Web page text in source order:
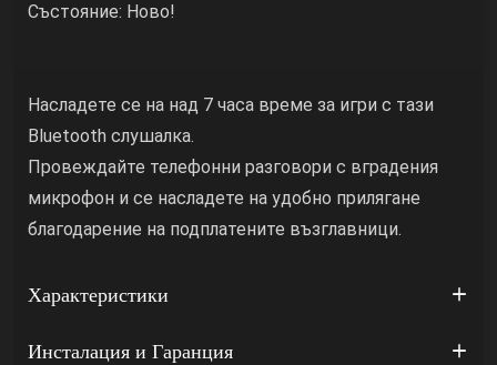
Състояние: Ново!
Насладете се на над 7 часа време за игри с тази
Bluetooth слушалка.
Провеждайте телефонни разговори с вградения
микрофон и се насладете на удобно прилягане
благодарение на подплатените възглавници.
Характеристики
Инсталация и Гаранция